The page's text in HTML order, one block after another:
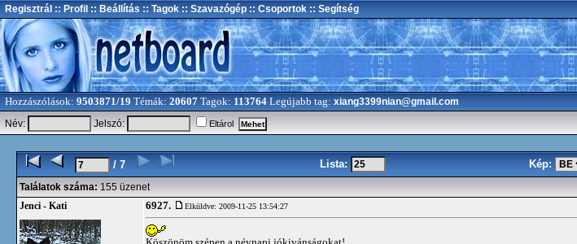
Regisztrál :: Profil :: Beállítás :: Tagok :: Szavazógép :: Csoportok :: Segítség
Hozzászólások: 9503871/19 Témák: 20607 Tagok: 113764 Legújabb tag: xiang3399nian@gmail.com
Név: Jelszó: Eltárol
/ 7 Lista: Kép:
Találatok száma: 155 üzenet
Jenci - Kati 6927. Elküldve: 2009-11-25 13:54:27